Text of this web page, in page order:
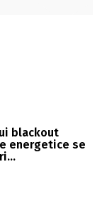
blackout
energetice se